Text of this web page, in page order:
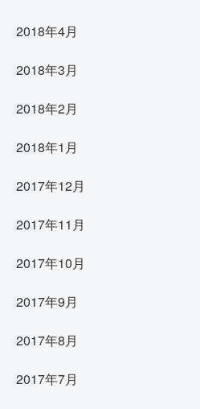
2018年4月
2018年3月
2018年2月
2018年1月
2017年12月
2017年11月
2017年10月
2017年9月
2017年8月
2017年7月